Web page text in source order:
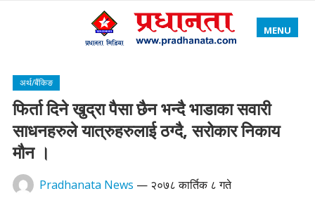
MENU
अर्थ/बैंकिङ
फिर्ता दिने खुद्रा पैसा छैन भन्दै भाडाका सवारी
साधनहरुले यात्रुहरुलाई ठग्दै, सरोकार निकाय
मौन ।
Pradhanata News — २०७८ कार्तिक ८ गते